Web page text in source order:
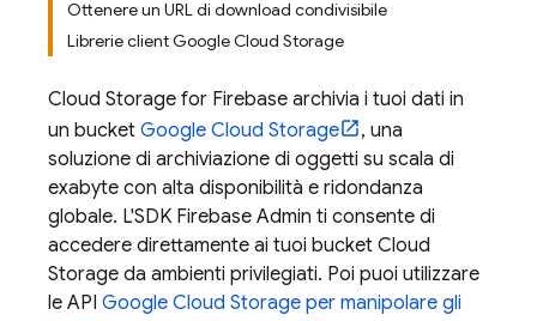
Ottenere un URL di download condivisibile
Librerie client Google Cloud Storage
Cloud Storage for Firebase archivia i tuoi dati in
un bucket Google Cloud Storage
, una
soluzione di archiviazione di oggetti su scala di
exabyte con alta disponibilità e ridondanza
globale. L'SDK Firebase Admin ti consente di
accedere direttamente ai tuoi bucket Cloud
Storage da ambienti privilegiati. Poi puoi utilizzare
le API Google Cloud Storage per manipolare gli